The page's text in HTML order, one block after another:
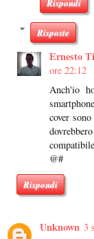
Rispondi
Risposte
Ernesto
ore 22:12
Anch'io
cover
@#
Rispondi
Unknown 3